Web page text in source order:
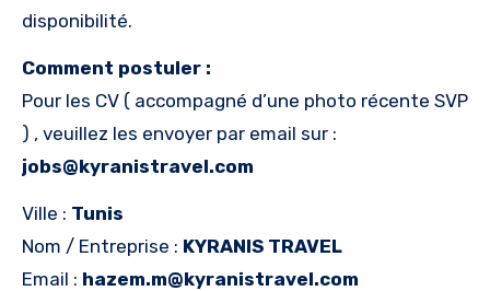
disponibilité.
Comment postuler :
Pour les CV ( accompagné d’une photo récente SVP
) , veuillez les envoyer par email sur :
jobs@kyranistravel.com
Ville : Tunis
Nom / Entreprise : KYRANIS TRAVEL
Email : hazem.m@kyranistravel.com